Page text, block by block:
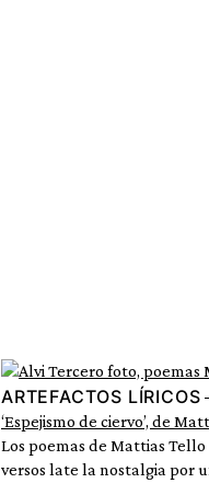
ARTEFACTOS LÍRICOS
‘Espejismo de ciervo’, de
Los poemas de Mattias
versos late la nostalgia por